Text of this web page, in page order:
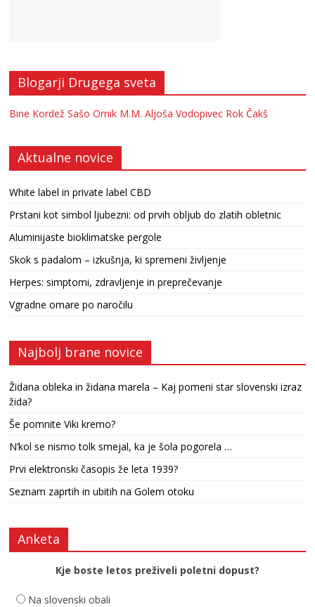
Blogarji Drugega sveta
Bine Kordež Sašo Ornik M.M. Aljoša Vodopivec Rok Čakš
Aktualne novice
White label in private label CBD
Prstani kot simbol ljubezni: od prvih obljub do zlatih obletnic
Aluminijaste bioklimatske pergole
Skok s padalom – izkušnja, ki spremeni življenje
Herpes: simptomi, zdravljenje in preprečevanje
Vgradne omare po naročilu
Najbolj brane novice
Židana obleka in židana marela – Kaj pomeni star slovenski izraz
žida?
Še pomnite Viki kremo?
N’kol se nismo tolk smejal, ka je šola pogorela …
Prvi elektronski časopis že leta 1939?
Seznam zaprtih in ubitih na Golem otoku
Anketa
Kje boste letos preživeli poletni dopust?
Na slovenski obali